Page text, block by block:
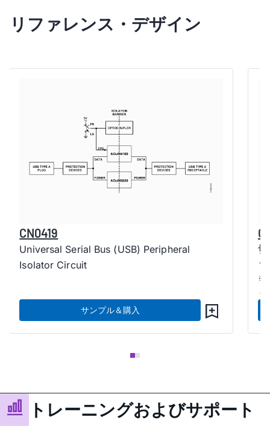
リファレンス・デザイン
CN0419
Universal Serial Bus (USB) Peripheral
Isolator Circuit
サンプル＆購入
切
く
トレーニングおよびサポート